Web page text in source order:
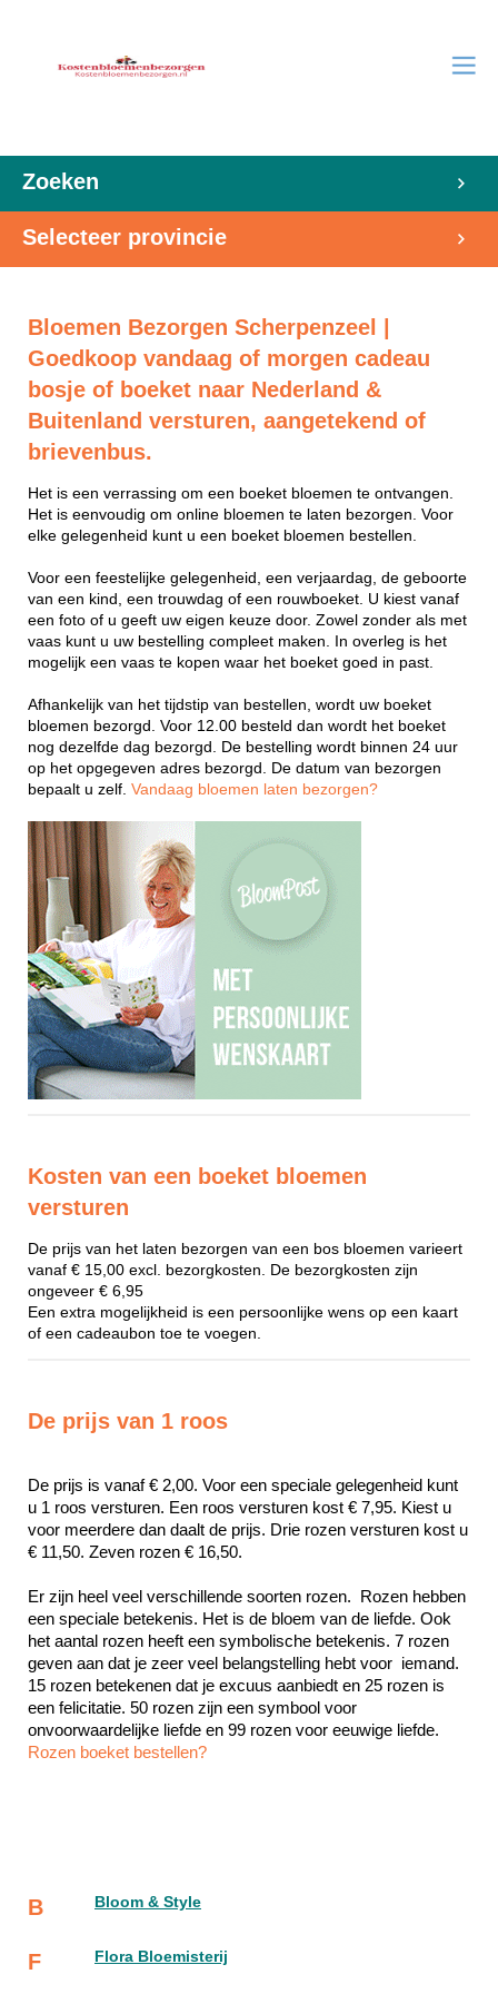
Zoeken
Selecteer provincie
Bloemen Bezorgen Scherpenzeel |
Goedkoop vandaag of morgen cadeau
bosje of boeket naar Nederland &
Buitenland versturen, aangetekend of
brievenbus.
Het is een verrassing om een boeket bloemen te ontvangen.
Het is eenvoudig om online bloemen te laten bezorgen. Voor
elke gelegenheid kunt u een boeket bloemen bestellen.
Voor een feestelijke gelegenheid, een verjaardag, de geboorte
van een kind, een trouwdag of een rouwboeket. U kiest vanaf
een foto of u geeft uw eigen keuze door. Zowel zonder als met
vaas kunt u uw bestelling compleet maken. In overleg is het
mogelijk een vaas te kopen waar het boeket goed in past.
Afhankelijk van het tijdstip van bestellen, wordt uw boeket
bloemen bezorgd. Voor 12.00 besteld dan wordt het boeket
nog dezelfde dag bezorgd. De bestelling wordt binnen 24 uur
op het opgegeven adres bezorgd. De datum van bezorgen
bepaalt u zelf. Vandaag bloemen laten bezorgen?
Kosten van een boeket bloemen
versturen
De prijs van het laten bezorgen van een bos bloemen varieert
vanaf € 15,00 excl. bezorgkosten. De bezorgkosten zijn
ongeveer € 6,95
Een extra mogelijkheid is een persoonlijke wens op een kaart
of een cadeaubon toe te voegen.
De prijs van 1 roos
De prijs is vanaf € 2,00. Voor een speciale gelegenheid kunt
u 1 roos versturen. Een roos versturen kost € 7,95. Kiest u
voor meerdere dan daalt de prijs. Drie rozen versturen kost u
€ 11,50. Zeven rozen € 16,50.
Er zijn heel veel verschillende soorten rozen.  Rozen hebben
een speciale betekenis. Het is de bloem van de liefde. Ook
het aantal rozen heeft een symbolische betekenis. 7 rozen
geven aan dat je zeer veel belangstelling hebt voor  iemand.
15 rozen betekenen dat je excuus aanbiedt en 25 rozen is
een felicitatie. 50 rozen zijn een symbool voor
Rozen boeket bestellen?
B Bloom & Style
F Flora Bloemisterij